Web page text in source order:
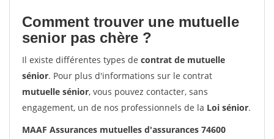
Comment trouver une mutuelle
senior pas chère ?
Il existe différentes types de contrat de mutuelle
sénior. Pour plus d'informations sur le contrat
mutuelle sénior, vous pouvez contacter, sans
engagement, un de nos professionnels de la Loi sénior.
MAAF Assurances mutuelles d'assurances 74600